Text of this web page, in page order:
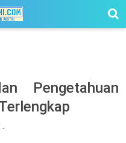
Pengetahuan